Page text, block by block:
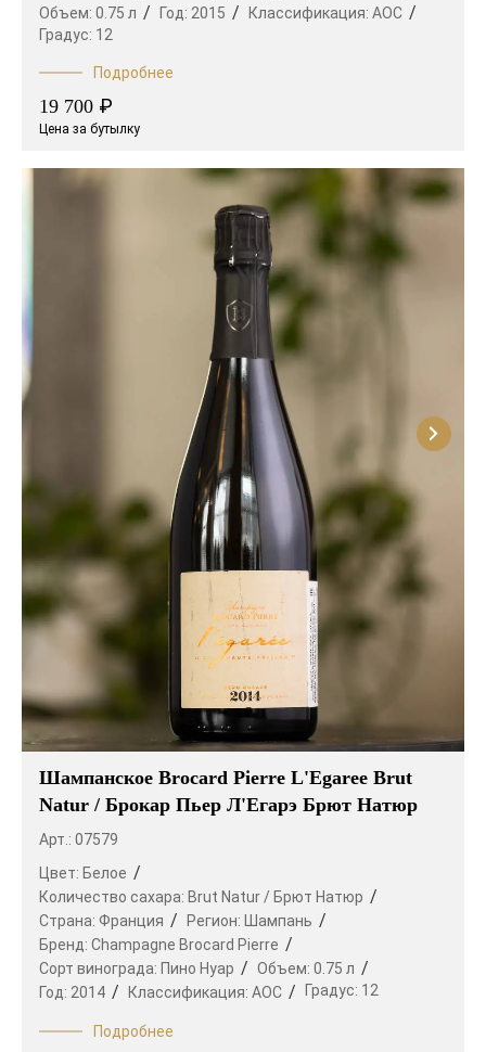
Объем: 0.75 л Год: 2015 Классификация: AOC
Градус: 12
Подробнее
19 700 ₽
Цена за бутылку
Шампанское Brocard Pierre L'Egaree Brut
Natur / Брокар Пьер Л'Егарэ Брют Натюр
Арт.: 07579
Цвет: Белое
Количество сахара: Brut Natur / Брют Натюр
Страна: Франция Регион:
Шампань
Бренд: Champagne Brocard Pierre
Сорт винограда: Пино Нуар Объем: 0.75 л
Год: 2014 Классификация: AOC Градус: 12
Подробнее